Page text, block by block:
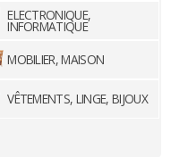
ELECTRONIQUE,
INFORMATIQUE
MOBILIER, MAISON
VÊTEMENTS, LINGE, BIJOUX